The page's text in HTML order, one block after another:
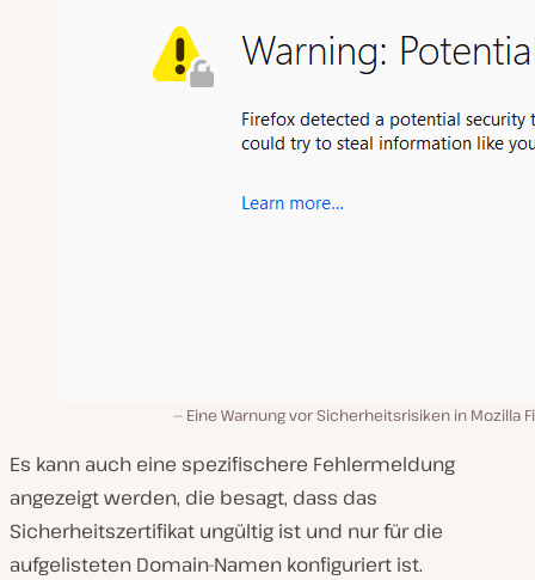
Eine Warnung vor Sicherheitsrisiken in Mozilla
Es kann auch eine spezifischere Fehlermeldung
angezeigt werden, die besagt, dass das
Sicherheitszertifikat ungültig ist und nur für die
aufgelisteten Domain-Namen konfiguriert ist.